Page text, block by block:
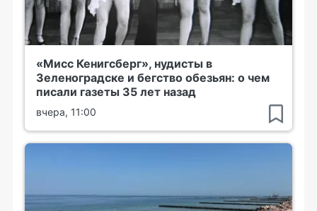
«Мисс Кенигсберг», нудисты в
Зеленоградске и бегство обезьян: о чем
писали газеты 35 лет назад
вчера, 11:00